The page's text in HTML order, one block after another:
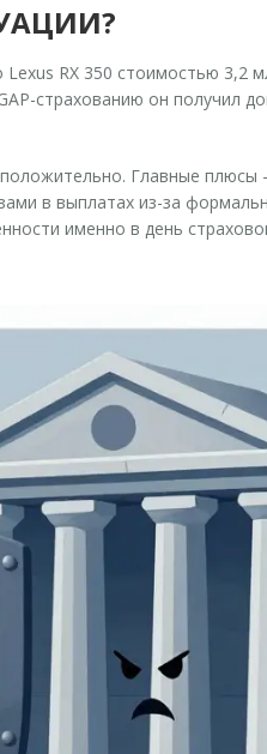
RX 350 стоимостью 3,2
страхованию он получил
Главные плюсы
в выплатах из-за
именно в день